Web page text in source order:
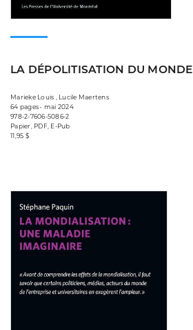
LA DÉPOLITISATION DU MONDE
Marieke Louis , Lucile Maertens
64 pages • mai 2024
978-2-7606-5086-2
Papier, PDF, E-Pub
11,95 $